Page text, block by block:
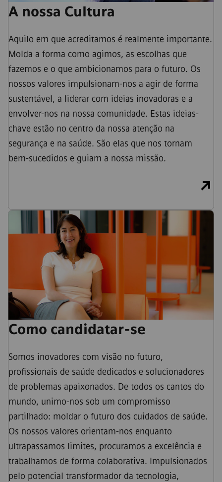
A nossa Cultura
Aquilo em que acreditamos é realmente importante.
Molda a forma como agimos, as escolhas que
fazemos e o que ambicionamos para o futuro. Os
nossos valores impulsionam-nos a agir de forma
sustentável, a liderar com ideias inovadoras e a
envolver-nos na nossa comunidade. Estas ideias-
chave estão no centro da nossa atenção na
segurança e na saúde. São elas que nos tornam
bem-sucedidos e guiam a nossa missão.
Como candidatar-se
Somos inovadores com visão no futuro,
profissionais de saúde dedicados e solucionadores
de problemas apaixonados. De todos os cantos do
mundo, unimo-nos sob um compromisso
partilhado: moldar o futuro dos cuidados de saúde.
Os nossos valores orientam-nos enquanto
ultrapassamos limites, procuramos a excelência e
trabalhamos de forma colaborativa. Impulsionados
pelo potencial transformador da tecnologia,